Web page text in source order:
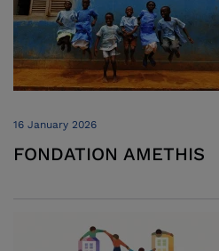
16 January 2026
FONDATION AMETHIS